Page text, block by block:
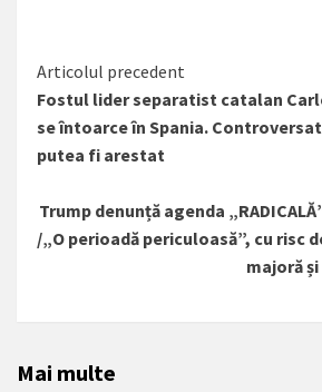
Citește
mai
mult
Articolul precedent
Fostul lider separatist catalan
se întoarce în Spania.
putea fi arestat
Trump denunță agenda
/„O perioadă periculoasă”, cu risc
majoră
Mai multe